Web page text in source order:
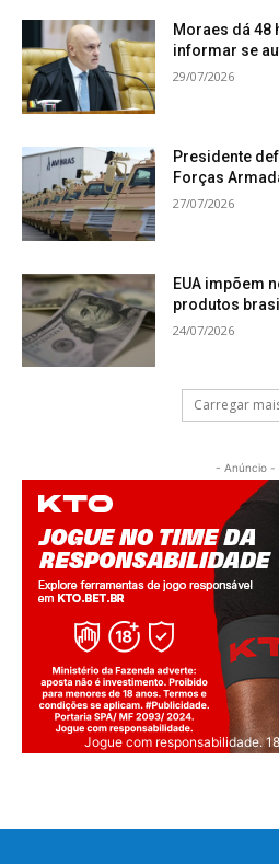
Moraes dá 48
informar se
29/07/2026
Presidente
Forças
27/07/2026
EUA impõem
produtos
24/07/2026
Carregar
- Anúncio -
Jogue com responsabilidade.